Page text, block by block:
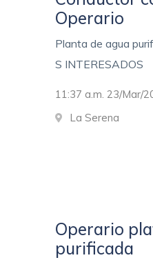
Operario
Planta de agua
S INTERESADOS
11:37 a.m. 23/Mar/
La Serena
Operario
purificada